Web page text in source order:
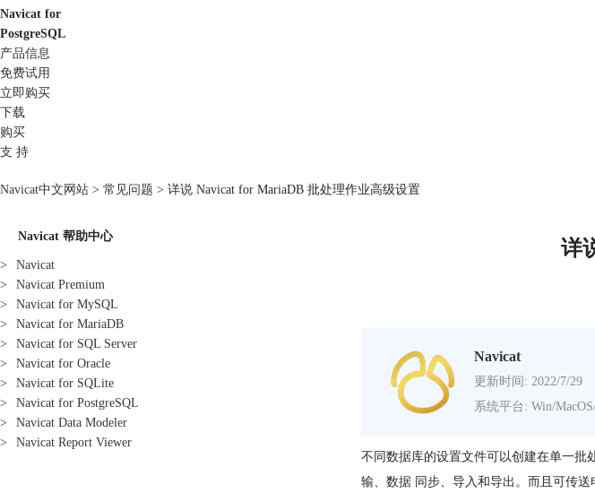
Navicat for
PostgreSQL
产品信息
免费试用
立即购买
下载
购买
支 持
Navicat中文网站 > 常见问题 > 详说 Navicat for MariaDB 批处理作业高级设置
Navicat 帮助中心
>
Navicat
>
Navicat Premium
>
Navicat for MySQL
>
Navicat for MariaDB
>
Navicat for SQL Server
>
Navicat for Oracle
>
Navicat for SQLite
>
Navicat for PostgreSQL
>
Navicat Data Modeler
>
Navicat Report Viewer
详
Navicat
更新时间: 2022/7/29
系统平台: Win/
不同数据库的设置文件可以创建在单一批
输、数据 同步、导入和导出。而且可传